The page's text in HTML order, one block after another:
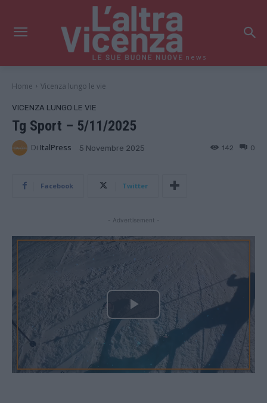
news
Home Vicenza lungo le vie
VICENZA LUNGO LE VIE
Tg Sport – 5/11/2025
Di ItalPress 5 Novembre 2025 0
142
Facebook Twitter
- Advertisement -
P
l
a